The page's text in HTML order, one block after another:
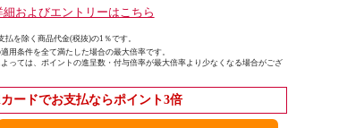
およびエントリーはこちら
を除く商品代金(税抜)の1％です。
用条件を全て満たした場合の最大倍率です。
っては、ポイントの進呈数・付与倍率が最大倍率より少なくなる場合がござ
ードでお支払ならポイント3倍